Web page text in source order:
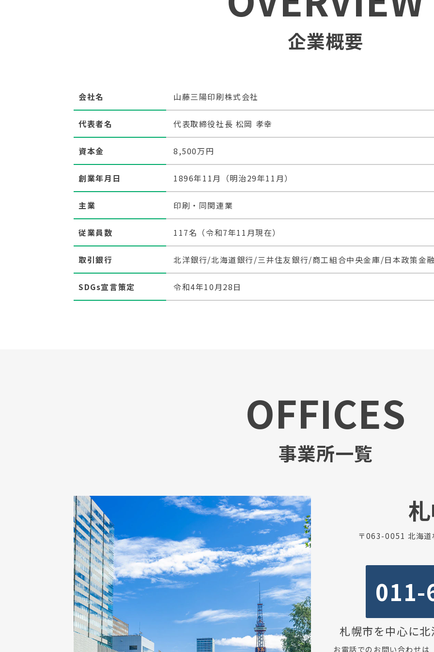
企業概要
会社名 山藤三陽印刷株式会社
代表者名 代表取締役社長 松岡 孝幸
資本金 8,500万円
創業年月日 1896年11月（明治29年11月）
主業 印刷・同関連業
従業員数 117名（令和7年11月現在）
取引銀行 北洋銀行/北海道銀行/三井住友銀行/商工組合中央金庫/日本政策金
SDGs宣言策定 令和4年10月28日
OFFICES
事業所一覧
〒063-0051 北海
011-
札幌市を中心に
お電話でのお問い合わせ